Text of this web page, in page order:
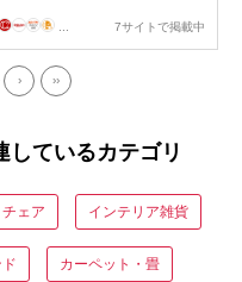
... 7サイトで掲載中
› ››
しているカテゴリ
ェア インテリア雑貨
カーペット・畳